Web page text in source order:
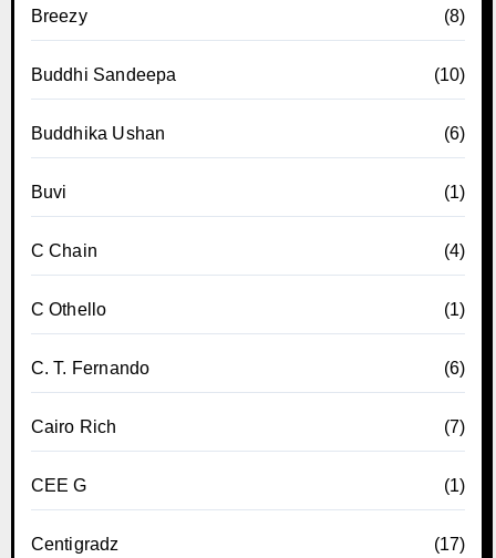
Breezy (8)
Buddhi Sandeepa (10)
Buddhika Ushan (6)
Buvi (1)
C Chain (4)
C Othello (1)
C. T. Fernando (6)
Cairo Rich (7)
CEE G (1)
Centigradz (17)